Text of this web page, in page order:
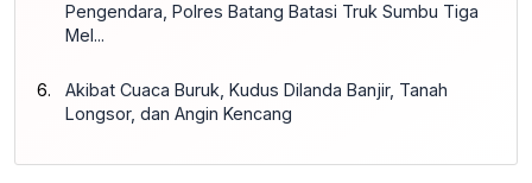
Pengendara, Polres Batang Batasi Truk Sumbu Tiga
Mel...
Akibat Cuaca Buruk, Kudus Dilanda Banjir, Tanah
Longsor, dan Angin Kencang